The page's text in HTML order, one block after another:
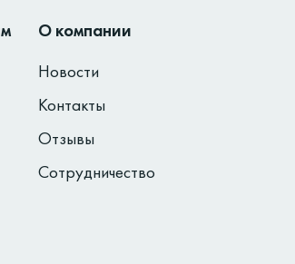
О компании
Новости
Контакты
Отзывы
Сотрудничество